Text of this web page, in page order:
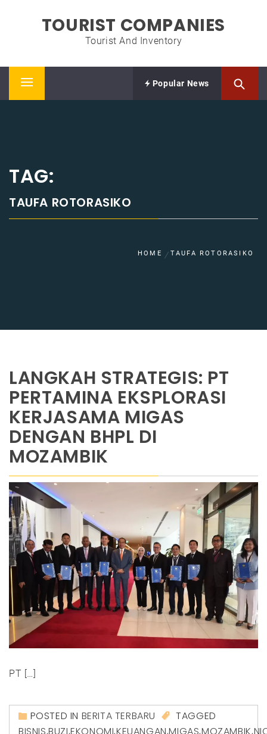
TOURIST COMPANIES
Tourist And Inventory
Primary
Popular News
TAG:
TAUFA ROTORASIKO
HOME TAUFA ROTORASIKO
LANGKAH STRATEGIS: PT
PERTAMINA EKSPLORASI
KERJASAMA MIGAS
DENGAN BHPL DI
MOZAMBIK
PT […]
POSTED IN BERITA TERBARU
TAGGED
BISNIS,BUZI,EKONOMI,KEUANGAN,MIGAS,MOZAMBIK,